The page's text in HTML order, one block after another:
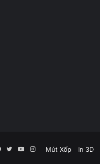
Mút Xốp In 3D
Facebook
TwitterYouTube
Instagram